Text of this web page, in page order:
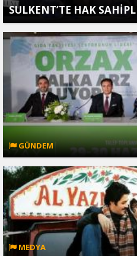
SULKENT’TE HAK
GÜNDEM
MEDYA